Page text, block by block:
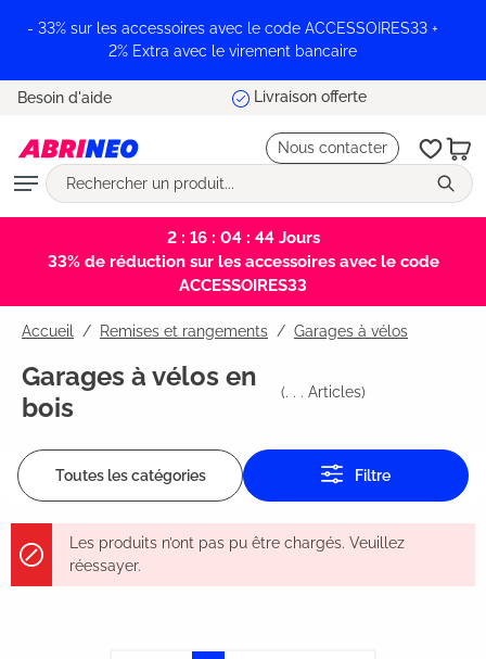
principal
- 33% sur les accessoires avec le code ACCESSOIRES33 +
2% Extra avec le virement bancaire
Besoin d'aide Livraison offerte
Nous contacter
2 : 16 : 04 : 43Jours
33% de réduction sur les accessoires avec le code
ACCESSOIRES33
Accueil Remises et rangements / Garages à vélos
Garages à vélos en
bois
(. . . Articles)
Toutes les catégories Filtre
Les produits n’ont pas pu être chargés. Veuillez
réessayer.